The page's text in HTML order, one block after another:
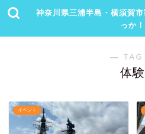
神奈川県三浦半島・横須賀
っか！
―
体験
イベント